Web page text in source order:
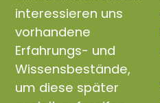
interessieren uns
vorhandene
Erfahrungs- und
Wissensbestände,
um diese später